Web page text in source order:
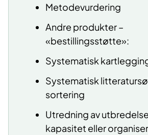
Metodevurdering
Andre produkter –
«bestillingsstøtte»:
Systematisk
Systematisk
sortering
Utredning av
kapasitet eller